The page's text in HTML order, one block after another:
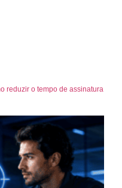
reduzir o tempo de assinatura